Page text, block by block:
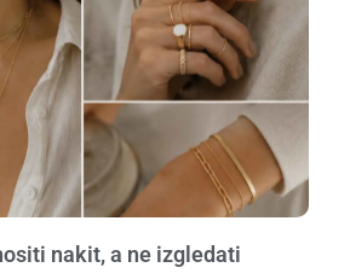
nakit, a ne izgledati